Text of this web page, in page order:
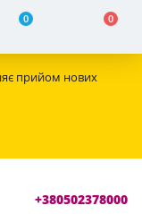
0 0
прийом нових
+380502378000